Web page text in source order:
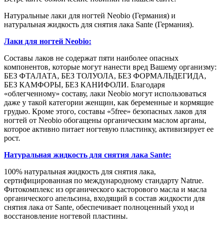
Натуральные лаки для ногтей Neobio (Германия) и
натуральная жидкость для снятия лака Sante (Германия).
Лаки для ногтей Neobio:
Составы лаков не содержат пяти наиболее опасных
компонентов, которые могут нанести вред Вашему организму:
БЕЗ ФТАЛАТА, БЕЗ ТОЛУОЛА, БЕЗ ФОРМАЛЬДЕГИДА,
БЕЗ КАМФОРЫ, БЕЗ КАНИФОЛИ. Благодаря
«облегченному» составу, лаки Neobio могут использоваться
даже у такой категории женщин, как беременные и кормящие
грудью. Кроме этого, составы «5free» безопасных лаков для
ногтей от Neobio обогащены органическим маслом арганы,
которое активно питает ногтевую пластинку, активизирует ее
рост.
Натуральная жидкость для снятия лака Sante:
100% натуральная жидкость для снятия лака,
сертифицированная по международному стандарту Natrue.
Фитокомплекс из органического касторового масла и масла
органического апельсина, входящий в состав жидкости для
снятия лака от Sante, обеспечивает полноценный уход и
восстановление ногтевой пластины.